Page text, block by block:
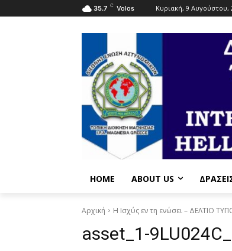
35.7 C Volos Κυριακή, 9 Αυγούστου,
HOME ABOUT US
Αρχική Η Ισχύς εν τη ενώσει – ΔΕΛΤΙΟ
asset_1-